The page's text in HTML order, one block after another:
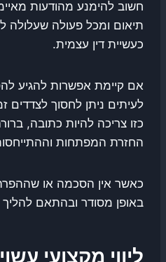
חשוב להימנע מהודעות
תיאום ומכל פעולה שעלולה
כעשיית דין עצמית.
אם קיימת אפשרות להגיע
לעיתים ניתן לחסוך לצדדים
כזו צריכה להיות כתובה,
החזרת המפתחות
כאשר אין הסכמה או
באופן מסודר ובהתאם
ליווי מקצועי